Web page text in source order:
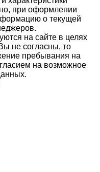
при оформлении
о текущей
на сайте в целях
не согласны, то
пребывания на
на возможное